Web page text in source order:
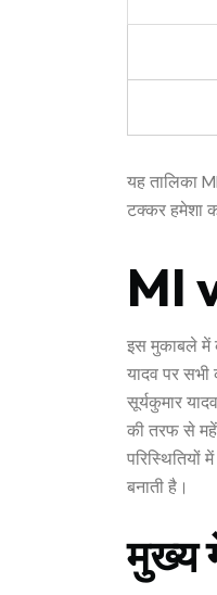
यह तालिका
टक्कर हमेशा
MI
इस मुकाबले में
यादव पर सभी
सूर्यकुमार
की तरफ से
बनाती है।
मुख्य